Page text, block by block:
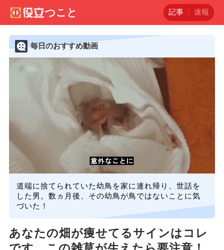
記事 速報
毎日のおすすめ動画
道端に捨てられていた幼鳥を家に連れ帰り、世話を
した男。数ヵ月後、その幼鳥が鳥ではないことに気
づいた！
あなたの畑が痩せてるサインはコレ